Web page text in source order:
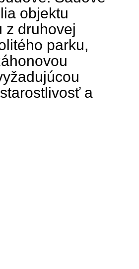
objektu
z druhovej
parku,
a